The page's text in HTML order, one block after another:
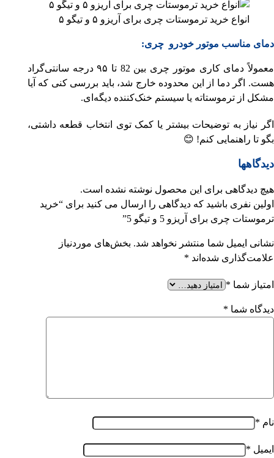
انواع خرید ترموستات چری برای آریزو ۵ و تیگو ۵
دمای مناسب موتور خودرو چری:
معمولاً دمای کاری موتور چری بین 82 تا ۹۵ درجه سانتی‌گراد
هست. اگر دما از این محدوده خارج شد، باید بررسی کنی که آیا
مشکل از ترموستاته یا سیستم خنک‌کننده دیگه‌ای.
اگر نیاز به توضیحات بیشتر یا کمک توی انتخاب قطعه داشتی،
بگو تا راهنمایی کنم! 😊
دیدگاهها
هیچ دیدگاهی برای این محصول نوشته نشده است.
اولین نفری باشید که دیدگاهی را ارسال می کنید برای “خرید
ترموستات چری برای آریزو 5 و تیگو 5”
نشانی ایمیل شما منتشر نخواهد شد. بخش‌های موردنیاز
علامت‌گذاری شده‌اند *
امتیاز شما *
دیدگاه شما *
نام *
ایمیل *